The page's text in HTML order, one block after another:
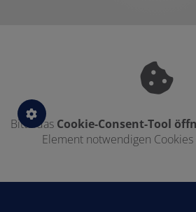
Bitte das Cookie-Consent-Tool
Element notwendigen